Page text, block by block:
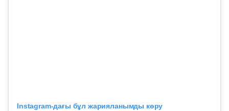
Instagram-дағы бұл жарияланымды көру